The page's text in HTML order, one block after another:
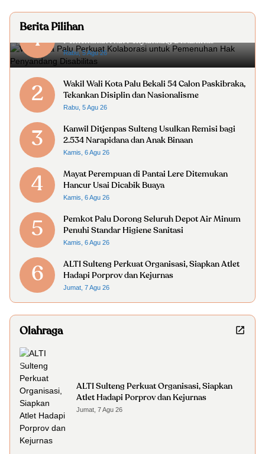
Berita Pilihan
1
Wali Kota Palu Perkuat Kolaborasi untuk
Pemenuhan Hak Penyandang Disabilitas
Rabu, 5 Agu 26
2
Wakil Wali Kota Palu Bekali 54 Calon Paskibraka,
Tekankan Disiplin dan Nasionalisme
Rabu, 5 Agu 26
3
Kanwil Ditjenpas Sulteng Usulkan Remisi bagi
2.534 Narapidana dan Anak Binaan
Kamis, 6 Agu 26
4
Mayat Perempuan di Pantai Lere Ditemukan
Hancur Usai Dicabik Buaya
Kamis, 6 Agu 26
5
Pemkot Palu Dorong Seluruh Depot Air Minum
Penuhi Standar Higiene Sanitasi
Kamis, 6 Agu 26
6
ALTI Sulteng Perkuat Organisasi, Siapkan Atlet
Hadapi Porprov dan Kejurnas
Jumat, 7 Agu 26
Olahraga
ALTI Sulteng Perkuat Organisasi, Siapkan
Atlet Hadapi Porprov dan Kejurnas
Jumat, 7 Agu 26